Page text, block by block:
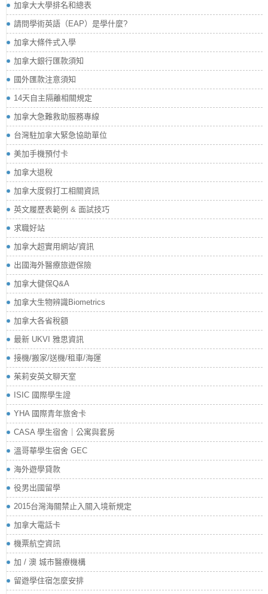
加拿大大學排名和總表
請問學術英語（EAP）是學什麼?
加拿大條件式入學
加拿大銀行匯款須知
國外匯款注意須知
14天自主隔離相關規定
加拿大急難救助服務專線
台灣駐加拿大緊急協助單位
美加手機預付卡
加拿大退稅
加拿大度假打工相關資訊
英文履歷表範例 & 面試技巧
求職好站
加拿大超實用網站/資訊
出國海外醫療旅遊保險
加拿大健保Q&A
加拿大生物辨識Biometrics
加拿大各省稅額
最新 UKVI 雅思資訊
接機/搬家/送機/租車/海運
茱莉安英文聊天室
ISIC 國際學生證
YHA 國際青年旅舍卡
CASA 學生宿舍｜公寓與套房
溫哥華學生宿舍 GEC
海外遊學貸款
役男出國留學
2015台灣海關禁止入關入境新規定
加拿大電話卡
機票航空資訊
加 / 澳 城市醫療機構
留遊學住宿怎麼安排